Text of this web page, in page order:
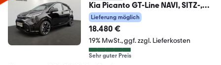
Kia Picanto GT-Line NAVI, SITZ-,
LENKRADHEIZUNG, TEM
Lieferung möglich
18.480 €
19% MwSt. ggf. zzgl. Lieferkosten
Sehr guter Preis